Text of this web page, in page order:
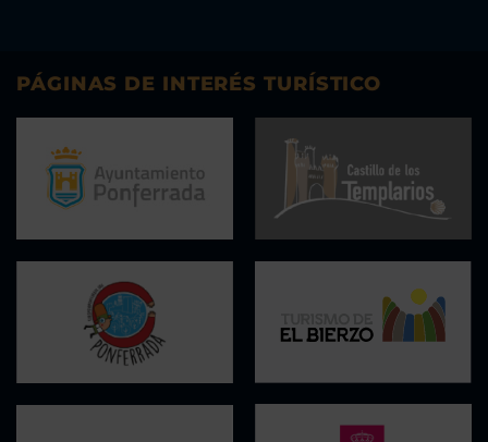
PÁGINAS DE INTERÉS TURÍSTICO